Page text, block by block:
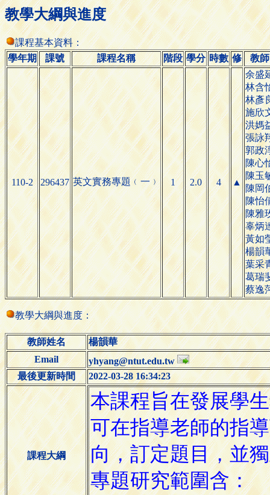
教學大綱與進度
課程基本資料：
學年期
課號 課程名稱 階段 學分 時數 修 教師
110-2 296437 英文實務專題﹙一﹚ 1 2.0 4 ▲
余盛
林含
林彥
施欣
洪媽
張詠
郭政
陳心
陳玉
陳岡
陳怡
陳雅
辜炳
黃如
楊韻
葉采
葛瑞
蔡逸
教學大綱與進度：
教師姓名
楊韻華
Email
yhyang@ntut.edu.tw
最後更新時間
2022-03-28 16:34:23
課程大綱